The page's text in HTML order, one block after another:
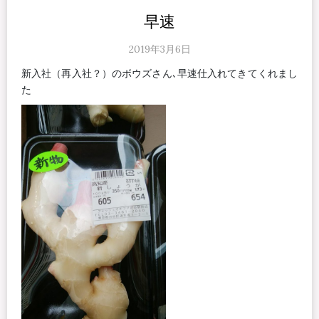
早速
2019年3月6日
新入社（再入社？）のボウズさん､早速仕入れてきてくれまし
た